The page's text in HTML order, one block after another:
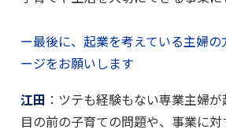
ー最後に、起業を考えている主婦
ージをお願いします
江田 ：ツテも経験もない専業主婦が
目の前の子育ての問題や、事業に